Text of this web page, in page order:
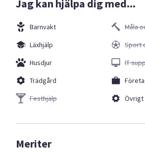
Jag kan hjälpa dig med...
Barnvakt
Läxhjälp
Husdjur
Trädgård
Festhjälp
Måla
Sport
IT
Övrigt
Meriter